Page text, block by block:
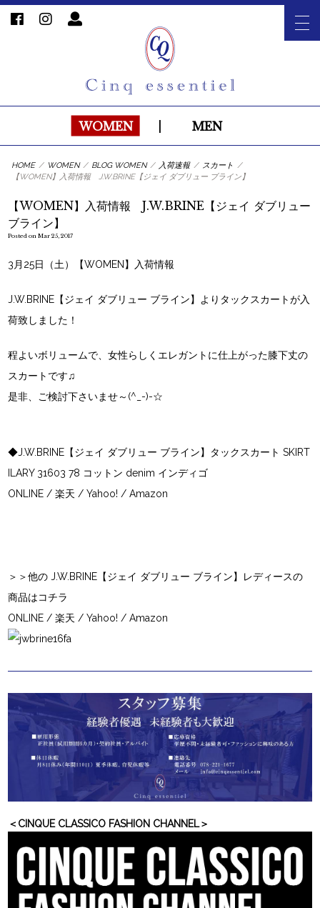
WOMEN MEN
HOME / WOMEN / BLOG WOMEN / 入荷速報 / スカート /
【WOMEN】入荷情報 J.W.BRINE【ジェイ ダブリュー ブライン】
【WOMEN】入荷情報 J.W.BRINE【ジェイ ダブリュー
ブライン】
Posted on Mar 25, 2017
3月25日（土）【WOMEN】入荷情報
J.W.BRINE【ジェイ ダブリュー ブライン】
よりタックスカートが入
荷致しました！
程よいボリュームで、女性らしくエレガントに仕上がった膝下丈の
スカートです♫
是非、ご検討下さいませ～(^_-)-☆
◆J.W.BRINE【ジェイ ダブリュー ブライン】タックスカート SKIRT
ILARY 31603 78 コットン denim インディゴ
ONLINE /楽天 /Yahoo! /Amazon
＞＞他の J.W.BRINE【ジェイ ダブリュー ブライン】レディースの
商品はコチラ
ONLINE /楽天 /Yahoo! /Amazon
＜CINQUE CLASSICO FASHION CHANNEL＞